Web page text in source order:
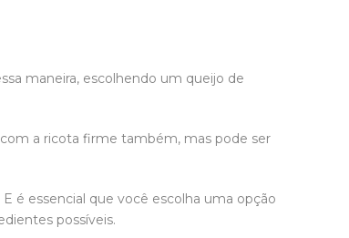
maneira, escolhendo um queijo de
a ricota firme também, mas pode ser
é essencial que você escolha uma opção
possíveis.